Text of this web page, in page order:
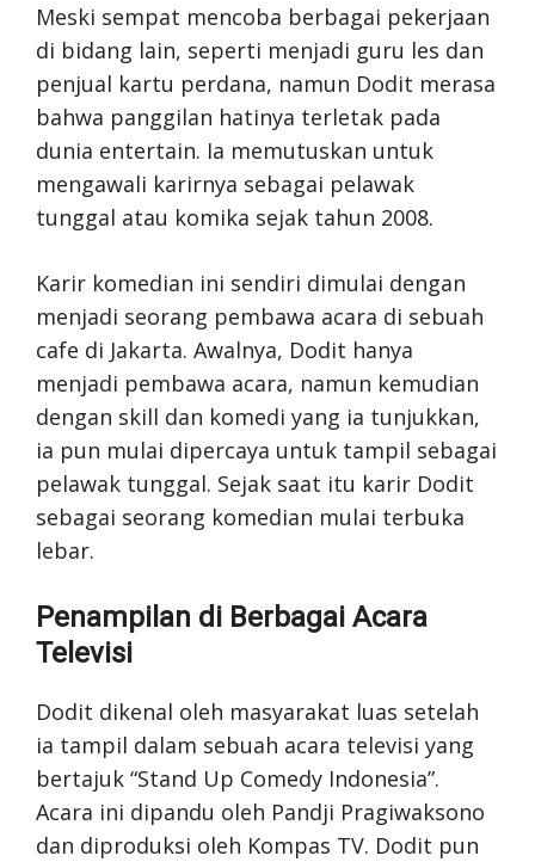
Meski sempat mencoba berbagai pekerjaan
di bidang lain, seperti menjadi guru les dan
penjual kartu perdana, namun Dodit merasa
bahwa panggilan hatinya terletak pada
dunia entertain. Ia memutuskan untuk
mengawali karirnya sebagai pelawak
tunggal atau komika sejak tahun 2008.
Karir komedian ini sendiri dimulai dengan
menjadi seorang pembawa acara di sebuah
cafe di Jakarta. Awalnya, Dodit hanya
menjadi pembawa acara, namun kemudian
dengan skill dan komedi yang ia tunjukkan,
ia pun mulai dipercaya untuk tampil sebagai
pelawak tunggal. Sejak saat itu karir Dodit
sebagai seorang komedian mulai terbuka
lebar.
Penampilan di Berbagai Acara
Televisi
Dodit dikenal oleh masyarakat luas setelah
ia tampil dalam sebuah acara televisi yang
bertajuk “Stand Up Comedy Indonesia”.
Acara ini dipandu oleh Pandji Pragiwaksono
dan diproduksi oleh Kompas TV. Dodit pun